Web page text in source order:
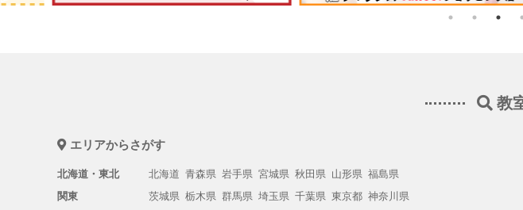
教
エリアからさがす
北海道・東北 北海道 青森県 岩手県 宮城県 秋田県 山形県 福島県
関東
茨城県 栃木県 群馬県 埼玉県 千葉県 東京都 神奈川県